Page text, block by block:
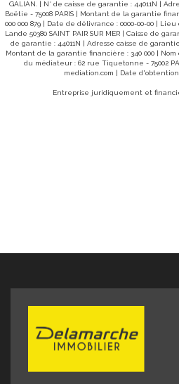
:
d'une maison, mais d'un
ciel, terre et mer. Un
recevoir, ou même
charme. Opportunité rare sur le secteur , à visiter sans
tarder ! Réf 10386SC Prix de vente de la maison 450.000€
Honoraires à la charge de
469 000€* Réf 10386SC *
la charge de l'acquéreur
requis "Les informations sur les risques auxquels ce bien
est exposé sont
GALIAN. | N° de caisse de garantie : 44011N |
Boëtie - 75008 PARIS | Montant de la garantie
000 000 879 | Date de délivrance : 0000-00-00 |
Lande 50380 SAINT PAIR SUR MER | Caisse de
de garantie : 44011N | Adresse caisse de
Montant de la garantie financière : 340 000 | Nom
du médiateur : 62 rue Tiquetonne - 75002
mediation.com | Date d'obtention
Entreprise juridiquement et